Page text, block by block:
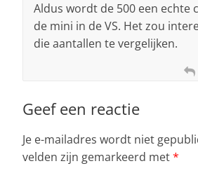
Aldus wordt de 500 een echte
de mini in de VS. Het zou
die aantallen te vergelijken.
Geef een reactie
Je e-mailadres wordt niet
velden zijn gemarkeerd met*